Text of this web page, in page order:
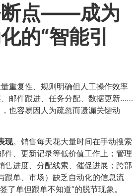
断点——成为
的“智能引
重复性、规则明确但人工操作效率
邮件跟进、任务分配、数据更新……
也容易因人为疏忽而遗漏关键动
现​。销售每天花大量时间在手动搜索
件、更新记录等低价值工作上；管理
售进度、分配线索、催促进展；跨部
跟单、市场）缺乏自动化的信息流
了单但跟单不知道”的脱节现象。